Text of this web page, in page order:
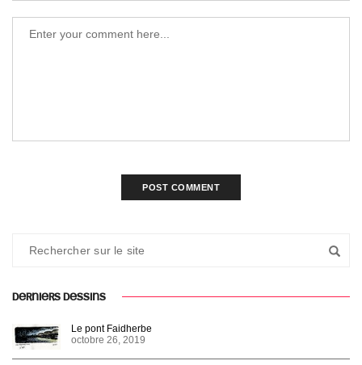
DERNIERS DESSINS
Le pont Faidherbe
octobre 26, 2019